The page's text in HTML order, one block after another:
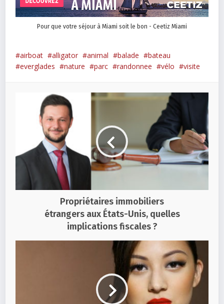
Pour que votre séjour à Miami soit le bon - Ceetiz Miami
airboat alligator animal balade
bateau
everglades
nature parc randonnee vélo visite
Propriétaires immobiliers
étrangers aux États-Unis, quelles
implications fiscales ?